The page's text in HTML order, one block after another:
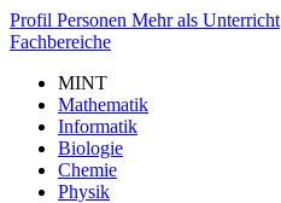
Profil Personen Mehr als Unterricht
Fachbereiche
MINT
Mathematik
Informatik
Biologie
Chemie
Physik